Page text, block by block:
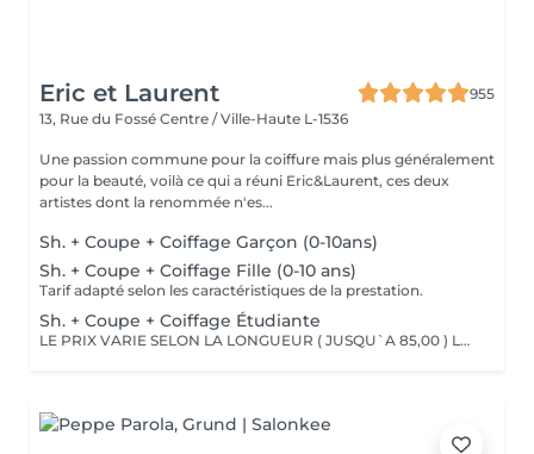
Eric et Laurent
955
13, Rue du Fossé Centre / Ville-Haute L-1536
Une passion commune pour la coiffure mais plus généralement
pour la beauté, voilà ce qui a réuni Eric&Laurent, ces deux
artistes dont la renommée n'es...
Sh. + Coupe + Coiffage Garçon (0-10ans)
Sh. + Coupe + Coiffage Fille (0-10 ans)
Tarif adapté selon les caractéristiques de la prestation.
Sh. + Coupe + Coiffage Étudiante
LE PRIX VARIE SELON LA LONGUEUR ( JUSQU`A 85,00 ) Les remises sont valables uniquement mardi-mercredi-jeudi sur les prestations couleur, toner et balayage (-10%)